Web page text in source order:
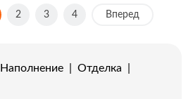
2 3 4 Вперед
Наполнение Отделка